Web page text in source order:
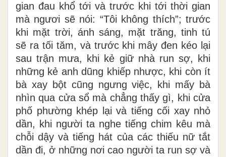
gian đau khổ tới và trước khi tới thời gian
mà ngươi sẽ nói: “Tôi không thích”; trước
khi mặt trời, ánh sáng, mặt trăng, tinh tú
sẽ ra tối tăm, và trước khi mây đen kéo lại
sau trận mưa, khi kẻ giữ nhà run sợ, khi
những kẻ anh dũng khiếp nhược, khi còn ít
bà xay bột cũng ngưng việc, khi mấy bà
nhìn qua cửa sổ mà chẳng thấy gì, khi cửa
phố phường khép lại và tiếng cối xay nhỏ
dần, khi người ta nghe tiếng chim kêu mà
chỗi dậy và tiếng hát của các thiếu nữ tắt
dần đi, ở những nơi cao người ta run sợ và